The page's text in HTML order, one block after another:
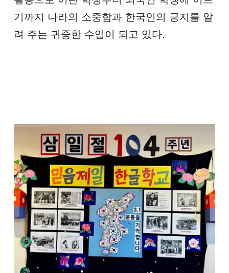
기까지 나라의 소중함과 한국인의 긍지를 알
려 주는 귀중한 수업이 되고 있다.